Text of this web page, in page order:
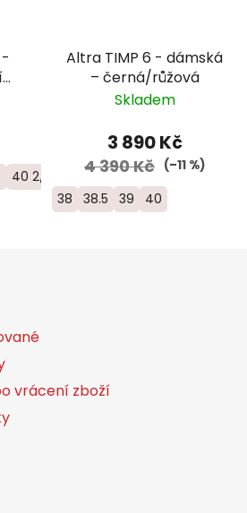
-
40 2/3
Altra TIMP 6 - dámská
– černá/růžová
Skladem
3 890 Kč
4 390 Kč (–11 %)
38 38.5 39 40
vrácení zboží